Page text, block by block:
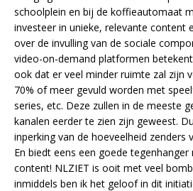
schoolplein en bij de koffieautomaat
investeer in unieke, relevante content
over de invulling van de sociale
video-on-demand platformen
ook dat er veel minder ruimte zal zijn
70% of meer gevuld worden met
series, etc. Deze zullen in de meeste
kanalen eerder te zien zijn geweest.
inperking van de hoeveelheid zenders
En biedt eens een goede
content! NLZIET is ooit met veel
inmiddels ben ik het geloof in dit